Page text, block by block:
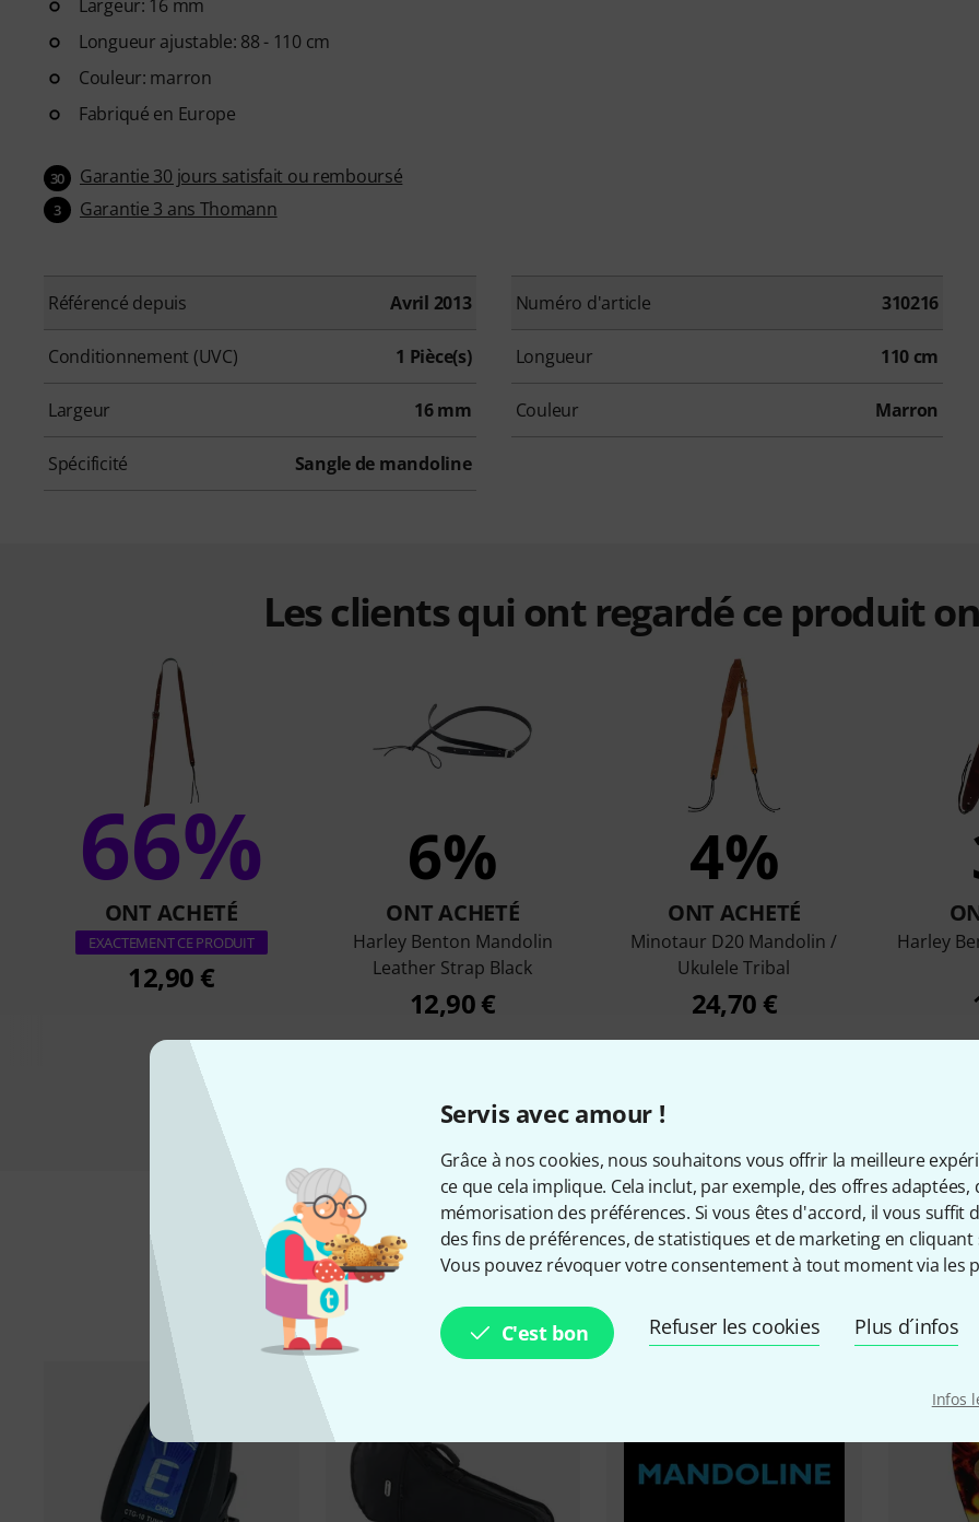
Servis avec amour !
Grâce à nos cookies, nous souhaitons vous offrir la meilleure
ce que cela implique. Cela inclut, par exemple, des offres
mémorisation des préférences. Si vous êtes d'accord, il vous suffit
des fins de préférences, de statistiques et de marketing en
Vous pouvez révoquer votre consentement à tout moment via les
C'est bon Refuser les cookies Plus d´infos
Infos
Largeur: 16 mm
Longueur ajustable: 88 - 110 cm
Couleur: marron
Fabriqué en Europe
30 Garantie 30 jours satisfait ou remboursé
3 Garantie 3 ans Thomann
Référencé depuis Avril 2013 Numéro d'article 310216
Conditionnement (UVC) 1 Pièce(s) Longueur 110 cm
Largeur 16 mm Couleur Marron
Spécificité Sangle de mandoline
Les clients qui ont regardé ce produit
66%
ONT ACHETÉ
EXACTEMENT CE PRODUIT
12,90 €
6%
ONT ACHETÉ
Harley Benton Mandolin
Leather Strap Black
12,90 €
4%
ONT ACHETÉ
Minotaur D20 Mandolin /
Ukulele Tribal
24,70 €
Harley
Accessoires & articles